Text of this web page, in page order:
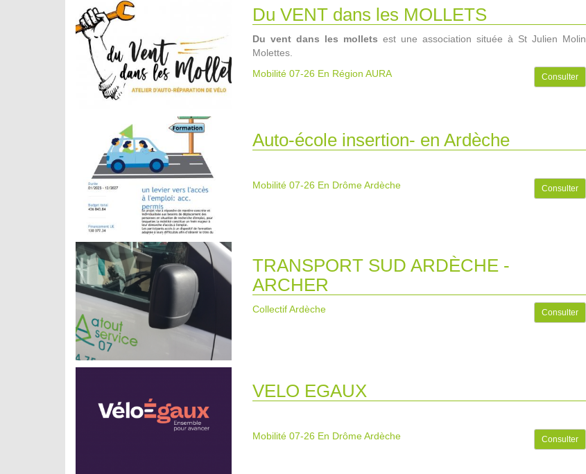
Du VENT dans les MOLLETS
Du vent dans les mollets est une association située à St Julien Molin
Molettes.
Mobilité 07-26 En Région AURA Consulter
Auto-école insertion- en Ardèche
Mobilité 07-26 En Drôme Ardèche Consulter
TRANSPORT SUD ARDÈCHE -
ARCHER
Collectif Ardèche Consulter
VELO EGAUX
Mobilité 07-26 En Drôme Ardèche Consulter